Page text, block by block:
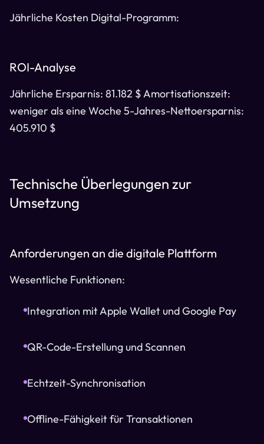
Jährliche Kosten Digital-Programm:
ROI-Analyse
Jährliche Ersparnis: 81.182 $ Amortisationszeit:
weniger als eine Woche 5-Jahres-Nettoersparnis:
405.910 $
Technische Überlegungen zur
Umsetzung
Anforderungen an die digitale Plattform
Wesentliche Funktionen:
Integration mit Apple Wallet und Google Pay
QR-Code-Erstellung und Scannen
Echtzeit-Synchronisation
Offline-Fähigkeit für Transaktionen